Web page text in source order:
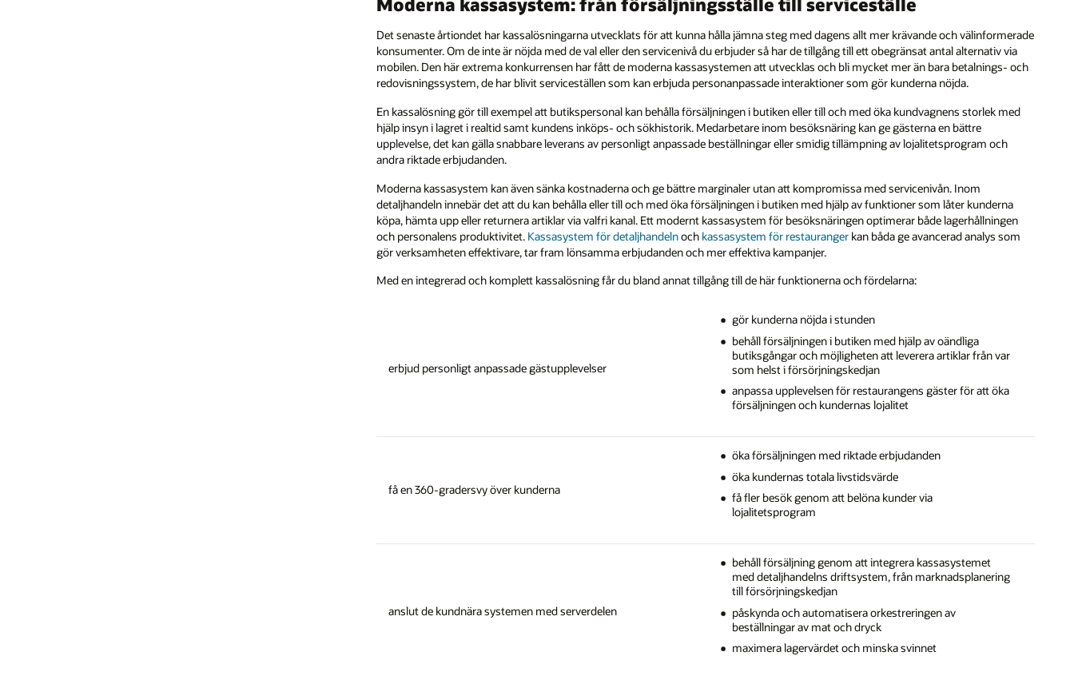
Det senaste årtiondet har kassalösningarna utvecklats för att kunna hålla jämna steg med dagens allt mer krävande och välinformerade
konsumenter. Om de inte är nöjda med de val eller den servicenivå du erbjuder så har de tillgång till ett obegränsat antal alternativ via
mobilen. Den här extrema konkurrensen har fått de moderna kassasystemen att utvecklas och bli mycket mer än bara betalnings- och
redovisningssystem, de har blivit serviceställen som kan erbjuda personanpassade interaktioner som gör kunderna nöjda.
En kassalösning gör till exempel att butikspersonal kan behålla försäljningen i butiken eller till och med öka kundvagnens storlek med
hjälp insyn i lagret i realtid samt kundens inköps- och sökhistorik. Medarbetare inom besöksnäring kan ge gästerna en bättre
upplevelse, det kan gälla snabbare leverans av personligt anpassade beställningar eller smidig tillämpning av lojalitetsprogram och
andra riktade erbjudanden.
Moderna kassasystem kan även sänka kostnaderna och ge bättre marginaler utan att kompromissa med servicenivån. Inom
detaljhandeln innebär det att du kan behålla eller till och med öka försäljningen i butiken med hjälp av funktioner som låter kunderna
köpa, hämta upp eller returnera artiklar via valfri kanal. Ett modernt kassasystem för besöksnäringen optimerar både lagerhållningen
och personalens produktivitet. Kassasystem för detaljhandelnoch kassasystem för restauranger kan båda ge avancerad analys som
gör verksamheten effektivare, tar fram lönsamma erbjudanden och mer effektiva kampanjer.
Med en integrerad och komplett kassalösning får du bland annat tillgång till de här funktionerna och fördelarna:
erbjud personligt anpassade gästupplevelser
gör kunderna nöjda i stunden
behåll försäljningen i butiken med hjälp av oändliga
butiksgångar och möjligheten att leverera artiklar från var
som helst i försörjningskedjan
anpassa upplevelsen för restaurangens gäster för att öka
försäljningen och kundernas lojalitet
få en 360-gradersvy över kunderna
öka försäljningen med riktade erbjudanden
öka kundernas totala livstidsvärde
få fler besök genom att belöna kunder via
lojalitetsprogram
anslut de kundnära systemen med serverdelen
behåll försäljning genom att integrera kassasystemet
med detaljhandelns driftsystem, från marknadsplanering
till försörjningskedjan
påskynda och automatisera orkestreringen av
beställningar av mat och dryck
maximera lagervärdet och minska svinnet